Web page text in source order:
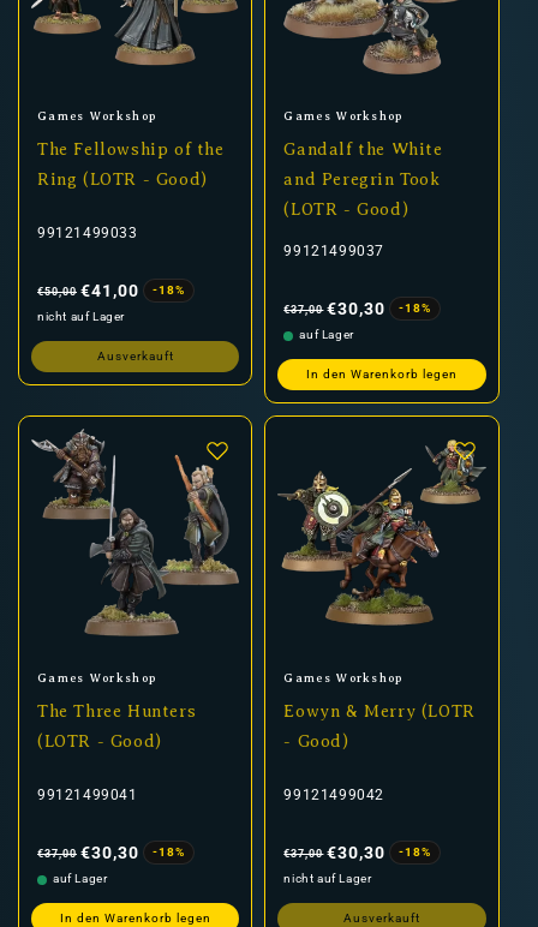
Anbieter:
Games Workshop
The Fellowship of the
Ring (LOTR - Good)
99121499033
Preis
€50,00 €41,00
-18%
nicht auf Lager
Ausverkauft
Anbieter:
Games Workshop
Gandalf the White
and Peregrin Took
(LOTR - Good)
99121499037
Preis
€37,00 €30,30
-18%
auf Lager
In den Warenkorb legen
Anbieter:
Games Workshop
The Three Hunters
(LOTR - Good)
99121499041
Preis
€37,00 €30,30
-18%
auf Lager
In den Warenkorb legen
Anbieter:
Games Workshop
Eowyn & Merry (LOTR
- Good)
99121499042
Preis
€37,00 €30,30
-18%
nicht auf Lager
Ausverkauft